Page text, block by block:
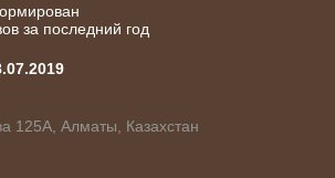
за последний год
125А, Алматы, Казахстан